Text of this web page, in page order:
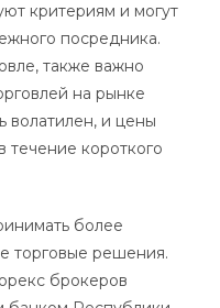
критериям и могут
посредника.
также важно
на рынке
и цены
течение короткого
более
торговые решения.
брокеров